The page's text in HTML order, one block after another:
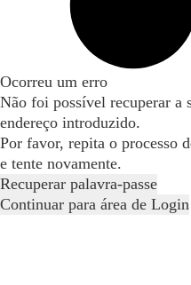
Ocorreu um erro
Não foi possível recuperar a
endereço introduzido.
Por favor, repita o processo
e tente novamente.
Recuperar palavra-passe
Continuar para área de Login